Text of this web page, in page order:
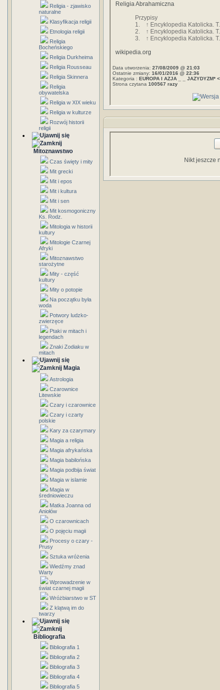
Religia - zjawisko
naturalne
Klasyfikacja religii
Etnologia religii
Religia
Bocheńskiego
Religia Durkheima
Religia Rousseau
Religia Skinnera
Religia
obywatelska
Religia w XIX wieku
Religia w kulturze
Rozwój historii
religii
Mitoznawstwo
Czas święty i mity
Mit grecki
Mit i epos
Mit i kultura
Mit i sen
Mit kosmogoniczny
Ks. Rodz.
Mitologia w historii
kultury
Mitologie Czarnej
Afryki
Mitoznawstwo
starożytne
Mity - część
kultury
Mity o potopie
Na początku była
woda
Potwory ludzko-
zwierzęce
Ptaki w mitach i
legendach
Znaki Zodiaku w
mitach
Magia
Astrologia
Czarownice
Litewskie
Czary i czarownice
Czary i czarty
polskie
Kary za czarymary
Magia a religia
Magia afrykańska
Magia babilońska
Magia podbija świat
Magia w islamie
Magia w
średniowieczu
Matka Joanna od
Aniołów
O czarownicach
O pojęciu magii
Procesy o czary -
Prusy
Sztuka wróżenia
Wiedźmy znad
Warty
Wprowadzenie w
świat czarnej magii
Wróżbiarstwo w ST
Z klątwą im do
twarzy
Bibliografia
Bibliografia 1
Bibliografia 2
Bibliografia 3
Bibliografia 4
Bibliografia 5
Religia Abrahamiczna
Przypisy
1. ↑ Encyklopedia Katolicka.
2. ↑ Encyklopedia Katolicka.
3. ↑ Encyklopedia Katolicka.
wikipedia.org
Data utworzenia: 27/08/2009 @ 21:03
Ostatnie zmiany: 16/01/2016 @ 22:36
Kategoria : EUROPA I AZJA _ _ JAZYDYZM*
Strona czytana 100567 razy
Nikt jeszcze